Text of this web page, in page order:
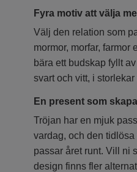
Fyra motiv att välja
Välj den relation som
mormor, morfar, farmor
bära ett budskap fyllt
svart och vitt, i storlekar
En present som
Tröjan har en mjuk
vardag, och den
passar året runt. Vill ni
design finns fler